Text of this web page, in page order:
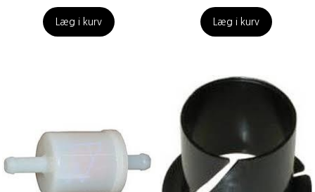
Læg i kurv Læg i kurv